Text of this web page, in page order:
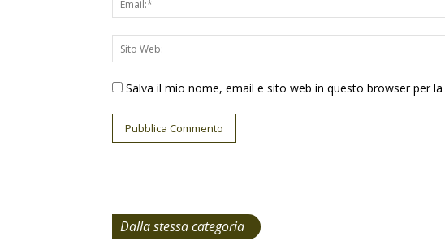
Salva il mio nome, email e sito web in questo browser per
Dalla stessa categoria